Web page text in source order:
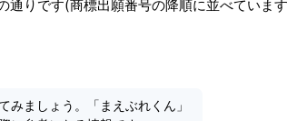
通りです(商標出願番号の降順に並べていま
みましょう。「まえぶれくん」